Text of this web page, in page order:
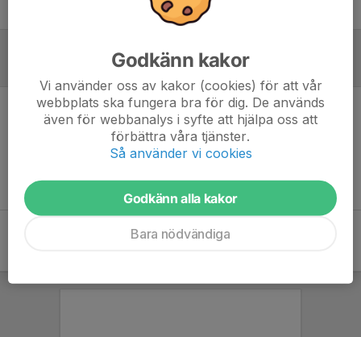
Inget referat skrivet
Godkänn kakor
Vi använder oss av kakor (cookies) för att vår
webbplats ska fungera bra för dig. De används
även för webbanalys i syfte att hjälpa oss att
förbättra våra tjänster.
Så använder vi cookies
Godkänn alla kakor
Bara nödvändiga